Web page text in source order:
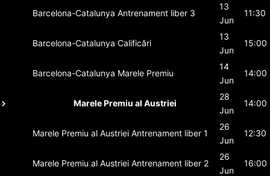
Barcelona-Catalunya Antrenament liber 3
13
Jun
11:30
Barcelona-Catalunya Calificări
13
Jun
15:00
Barcelona-Catalunya Marele Premiu
14
Jun
14:00
Marele Premiu al Austriei
28
Jun
14:00
Marele Premiu al Austriei Antrenament liber 1
26
Jun
12:30
Marele Premiu al Austriei Antrenament liber 2
26
Jun
16:00